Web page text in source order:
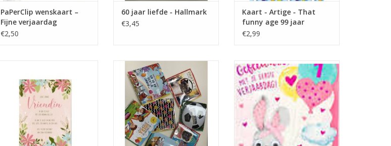
PaPerClip wenskaart –
Fijne verjaardag
€2,50
60 jaar liefde - Hallmark
€3,45
Kaart - Artige - That
funny age 99 jaar
€2,99
TOEVOEGEN AAN WINKELWAGEN
PaPerClip je bent jarig muziek
kaart
TOEVOEGEN AAN WINKELWAGEN
1 jaar konijn
TOEVOEGEN AAN WINKELWAGEN